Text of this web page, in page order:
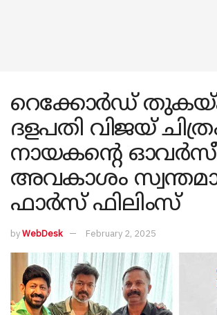
റെക്കോർഡ്
ദളപതി വിജയ്
നായകൻ്റെ
അവകാശം
ഫാർസ് ഫിലിംസ്
byWebDesk February 2, 2025